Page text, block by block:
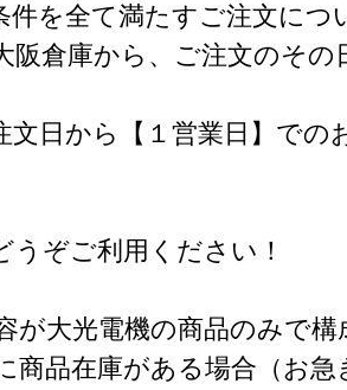
を全て満たすご注文につ
阪倉庫から、ご注文のそ
文日から【１営業日】での
うぞご利用ください！
大光電機の商品のみで構
品在庫がある場合（お急